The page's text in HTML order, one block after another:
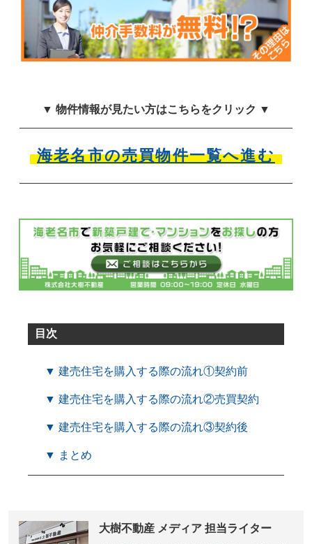
▼ 物件情報が見たい方はこちらをクリック ▼
海老名市の売買物件一覧へ進む
目次
▼ 建売住宅を購入する際の流れ①契約前
▼ 建売住宅を購入する際の流れ②売買契約
▼ 建売住宅を購入する際の流れ③契約後
▼ まとめ
大樹不動産 メディア 担当ライター